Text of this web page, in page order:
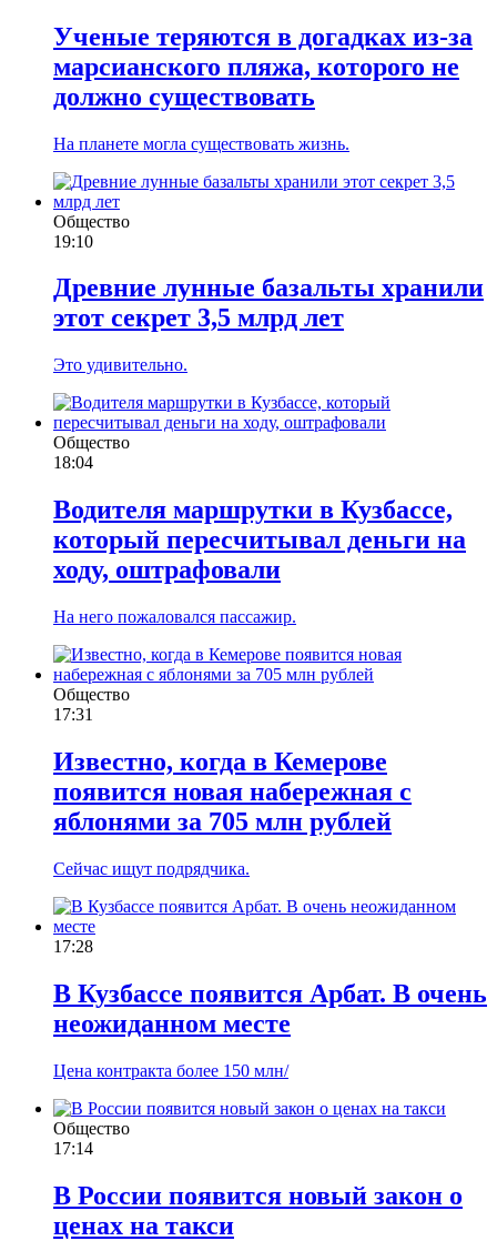
Ученые теряются в догадках из-за
марсианского пляжа, которого не
должно существовать
На планете могла существовать жизнь.
Общество
19:10
Древние лунные базальты хранили
этот секрет 3,5 млрд лет
Это удивительно.
Общество
18:04
Водителя маршрутки в Кузбассе,
который пересчитывал деньги на
ходу, оштрафовали
На него пожаловался пассажир.
Общество
17:31
Известно, когда в Кемерове
появится новая набережная с
яблонями за 705 млн рублей
Сейчас ищут подрядчика.
17:28
В Кузбассе появится Арбат. В очень
неожиданном месте
Цена контракта более 150 млн/
Общество
17:14
В России появится новый закон о
ценах на такси